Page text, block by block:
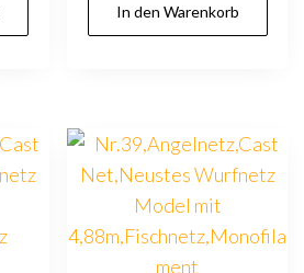
In den Warenkorb